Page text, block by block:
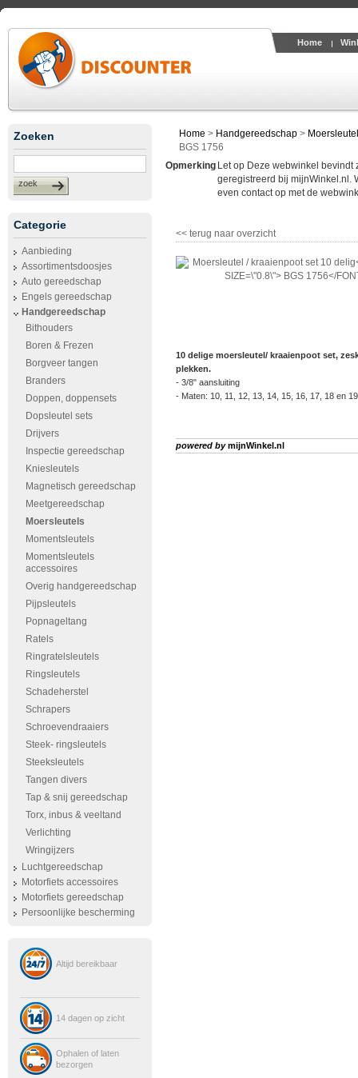
Home
Zoeken
zoek
Categorie
Aanbieding
Assortimentsdoosjes
Auto gereedschap
Engels gereedschap
Handgereedschap
Bithouders
Boren & Frezen
Borgveer tangen
Branders
Doppen, doppensets
Dopsleutel sets
Drijvers
Inspectie gereedschap
Kniesleutels
Magnetisch gereedschap
Meetgereedschap
Moersleutels
Momentsleutels
Momentsleutels
accessoires
Overig handgereedschap
Pijpsleutels
Popnageltang
Ratels
Ringratelsleutels
Ringsleutels
Schadeherstel
Schrapers
Schroevendraaiers
Steek- ringsleutels
Steeksleutels
Tangen divers
Tap & snij gereedschap
Torx, inbus & veeltand
Verlichting
Wringijzers
Luchtgereedschap
Motorfiets accessoires
Motorfiets gereedschap
Persoonlijke bescherming
Altijd bereikbaar
14 dagen op zicht
Ophalen of laten
bezorgen
Home > Handgereedschap >
BGS 1756
Opmerking Let op Deze webwinkel
geregistreerd bij mijnWinkel.nl.
even contact op met de
<< terug naar overzicht
10 delige moersleutel/ kraaienpoot set,
plekken.
- 3/8" aansluiting
- Maten: 10, 11, 12, 13, 14, 15, 16, 17, 18 en
powered bymijnWinkel.nl